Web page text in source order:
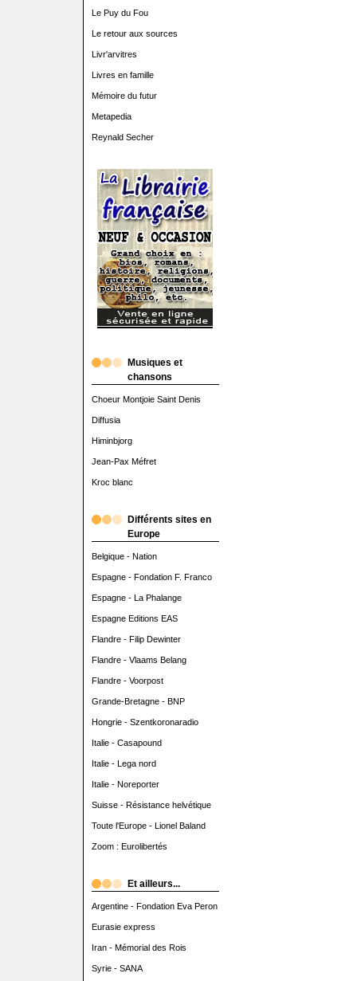
Le Puy du Fou
Le retour aux sources
Livr'arvitres
Livres en famille
Mémoire du futur
Metapedia
Reynald Secher
Musiques et
chansons
Choeur Montjoie Saint Denis
Diffusia
Himinbjorg
Jean-Pax Méfret
Kroc blanc
Différents sites en
Europe
Belgique - Nation
Espagne - Fondation F. Franco
Espagne - La Phalange
Espagne Editions EAS
Flandre - Filip Dewinter
Flandre - Vlaams Belang
Flandre - Voorpost
Grande-Bretagne - BNP
Hongrie - Szentkoronaradio
Italie - Casapound
Italie - Lega nord
Italie - Noreporter
Suisse - Résistance helvétique
Toute l'Europe - Lionel Baland
Zoom : Eurolibertés
Et ailleurs...
Argentine - Fondation Eva Peron
Eurasie express
Iran - Mémorial des Rois
Syrie - SANA